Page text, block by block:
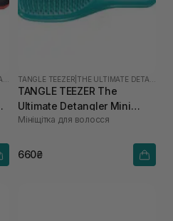
TANGLE TEEZER
TANGLE TEEZER The
Ultimate Detangler Mini
Transformative Teal
Мініщітка для волосся
660₴